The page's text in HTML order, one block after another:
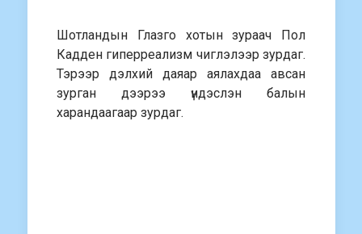
Шотландын Глазго хотын зураач Пол
Кадден гиперреализм чиглэлээр зурдаг.
Тэрээр дэлхий даяар аялахдаа авсан
зурган дээрээ үндэслэн балын
харандаагаар зурдаг.